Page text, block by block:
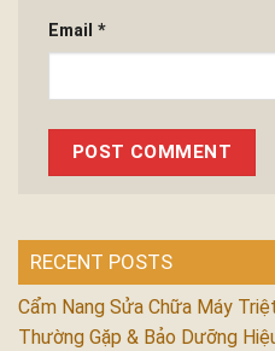
Email *
RECENT POSTS
Cẩm Nang Sửa Chữa Máy
Thường Gặp & Bảo Dưỡng